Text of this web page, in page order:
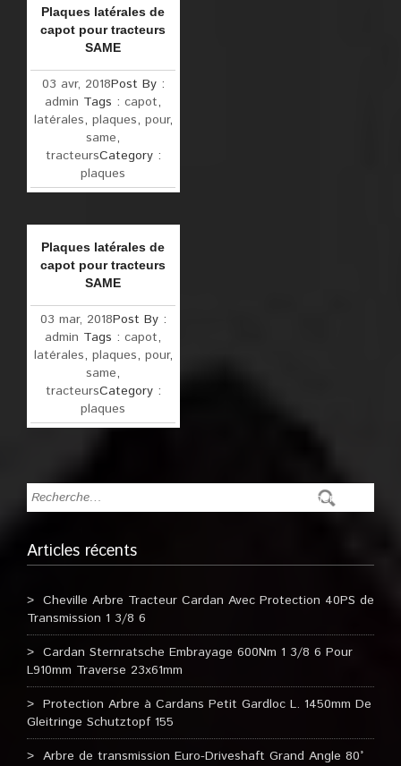
Plaques latérales de
capot pour tracteurs
SAME
03 avr, 2018Post By :
admin Tags :capot,
latérales, plaques, pour,
same,
tracteursCategory :
plaques
Plaques latérales de
capot pour tracteurs
SAME
03 mar, 2018Post By :
admin Tags :capot,
latérales, plaques, pour,
same,
tracteursCategory :
plaques
Articles récents
Cheville Arbre Tracteur Cardan Avec Protection 40PS de
Transmission 1 3/8 6
Cardan Sternratsche Embrayage 600Nm 1 3/8 6 Pour
L910mm Traverse 23x61mm
Protection Arbre à Cardans Petit Gardloc L. 1450mm De
Gleitringe Schutztopf 155
Arbre de transmission Euro-Driveshaft Grand Angle 80°